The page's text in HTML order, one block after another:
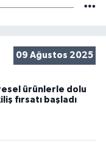
09 Ağustos 2025
ürünlerle dolu
fırsatı başladı